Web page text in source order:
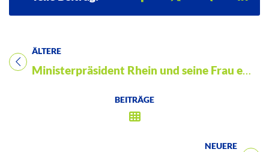
ÄLTERE
Titel für Beitrag
Ministerpräsident Rhein und seine Frau empfangen Hoheiten im Schloss Biebrich
BEITRÄGE
NEUERE